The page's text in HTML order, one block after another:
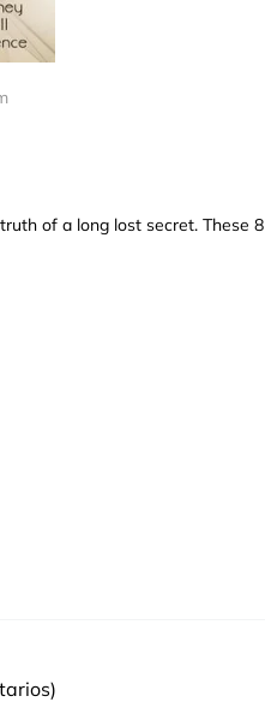
of a long lost secret. These